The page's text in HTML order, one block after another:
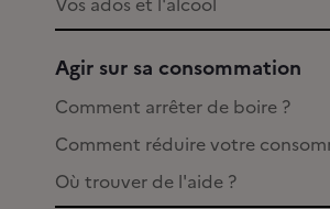
Agir sur sa consommation
Comment arrêter de boire ?
Comment réduire votre
Où trouver de l'aide ?